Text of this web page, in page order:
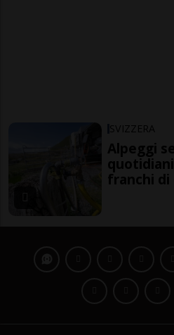
SVIZZERA
Alpeggi
franchi di